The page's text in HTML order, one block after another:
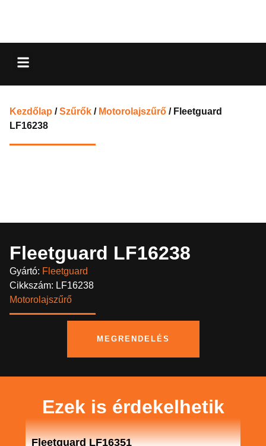
Kezdőlap /Szűrők / Motorolajszűrő / Fleetguard
LF16238
Fleetguard LF16238
Gyártó: Fleetguard
Cikkszám: LF16238
Motorolajszűrő
MEGRENDELÉS
Ezek is érdekelhetik
Fleetguard LF16351